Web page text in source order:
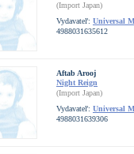
(Import Japan)
Vydavateľ: Universal
4988031635612
Aftab Arooj
Night Reign
(Import Japan)
Vydavateľ: Universal
4988031639306